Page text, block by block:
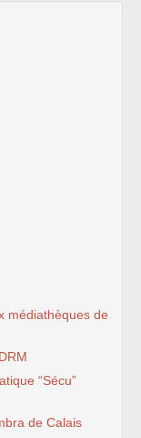
médiathèques de
“Sécu”
de Calais